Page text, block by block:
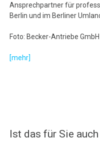
Ansprechpartner für
Berlin und im Berliner
Foto: Becker-Antriebe GmbH
[mehr]
Ist das für Sie